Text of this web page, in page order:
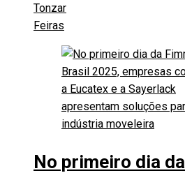
Tonzar
Feiras
No primeiro dia da